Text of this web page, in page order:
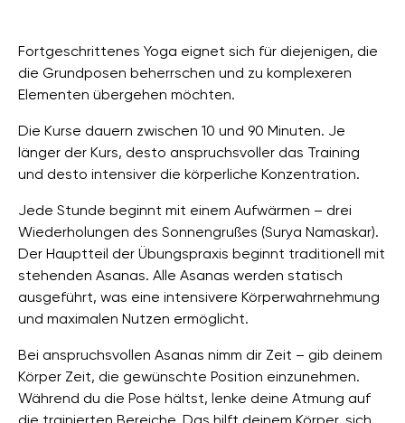
Fortgeschrittenes Yoga eignet sich für diejenigen, die
die Grundposen beherrschen und zu komplexeren
Elementen übergehen möchten.
Die Kurse dauern zwischen 10 und 90 Minuten. Je
länger der Kurs, desto anspruchsvoller das Training
und desto intensiver die körperliche Konzentration.
Jede Stunde beginnt mit einem Aufwärmen – drei
Wiederholungen des Sonnengrußes (Surya Namaskar).
Der Hauptteil der Übungspraxis beginnt traditionell mit
stehenden Asanas. Alle Asanas werden statisch
ausgeführt, was eine intensivere Körperwahrnehmung
und maximalen Nutzen ermöglicht.
Bei anspruchsvollen Asanas nimm dir Zeit – gib deinem
Körper Zeit, die gewünschte Position einzunehmen.
Während du die Pose hältst, lenke deine Atmung auf